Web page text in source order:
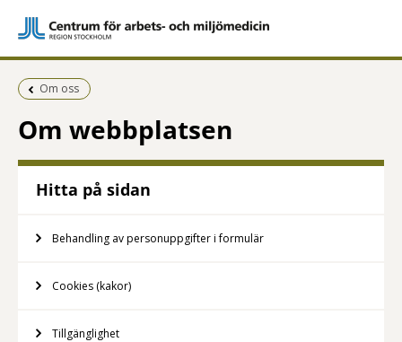
Föregående sida:
Om oss
Om webbplatsen
Hitta på sidan
Behandling av personuppgifter i formulär
Cookies (kakor)
Tillgänglighet